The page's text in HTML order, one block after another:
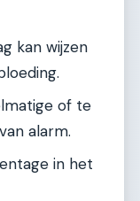
kan wijzen
of te
alarm.
in het